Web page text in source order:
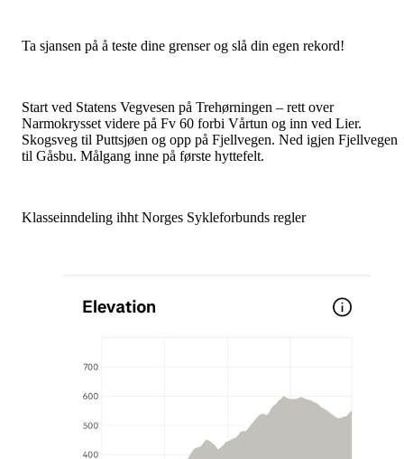
Ta sjansen på å teste dine grenser og slå din egen rekord!
Start ved Statens Vegvesen på Trehørningen – rett over
Narmokrysset videre på Fv 60 forbi Vårtun og inn ved Lier.
Skogsveg til Puttsjøen og opp på Fjellvegen. Ned igjen Fjellvegen
til Gåsbu. Målgang inne på første hyttefelt.
Klasseinndeling ihht Norges Sykleforbunds regler